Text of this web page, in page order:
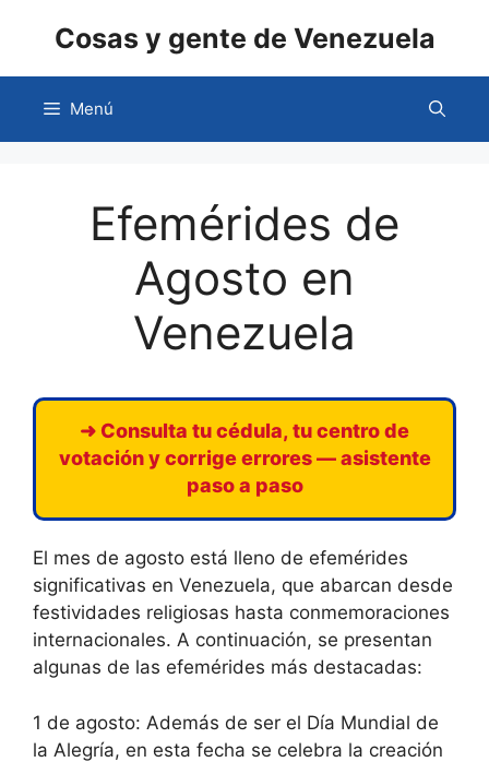
Cosas y gente de Venezuela
Menú
Efemérides de
Agosto en
Venezuela
➜ Consulta tu cédula, tu centro de
votación y corrige errores — asistente
paso a paso
El mes de agosto está lleno de efemérides
significativas en Venezuela, que abarcan desde
festividades religiosas hasta conmemoraciones
internacionales. A continuación, se presentan
algunas de las efemérides más destacadas:
1 de agosto: Además de ser el Día Mundial de
la Alegría, en esta fecha se celebra la creación